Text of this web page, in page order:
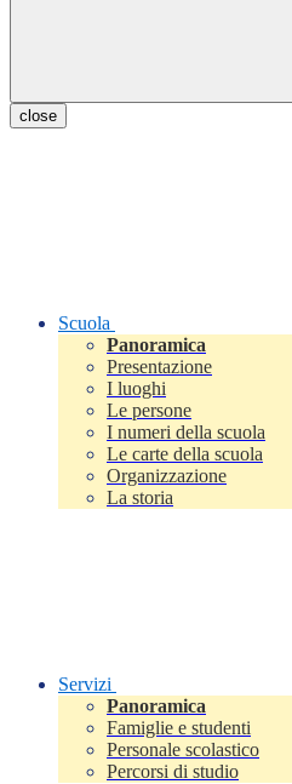
close
Scuola
Panoramica
Presentazione
I luoghi
Le persone
I numeri della scuola
Le carte della scuola
Organizzazione
La storia
Servizi
Panoramica
Famiglie e studenti
Personale scolastico
Percorsi di studio